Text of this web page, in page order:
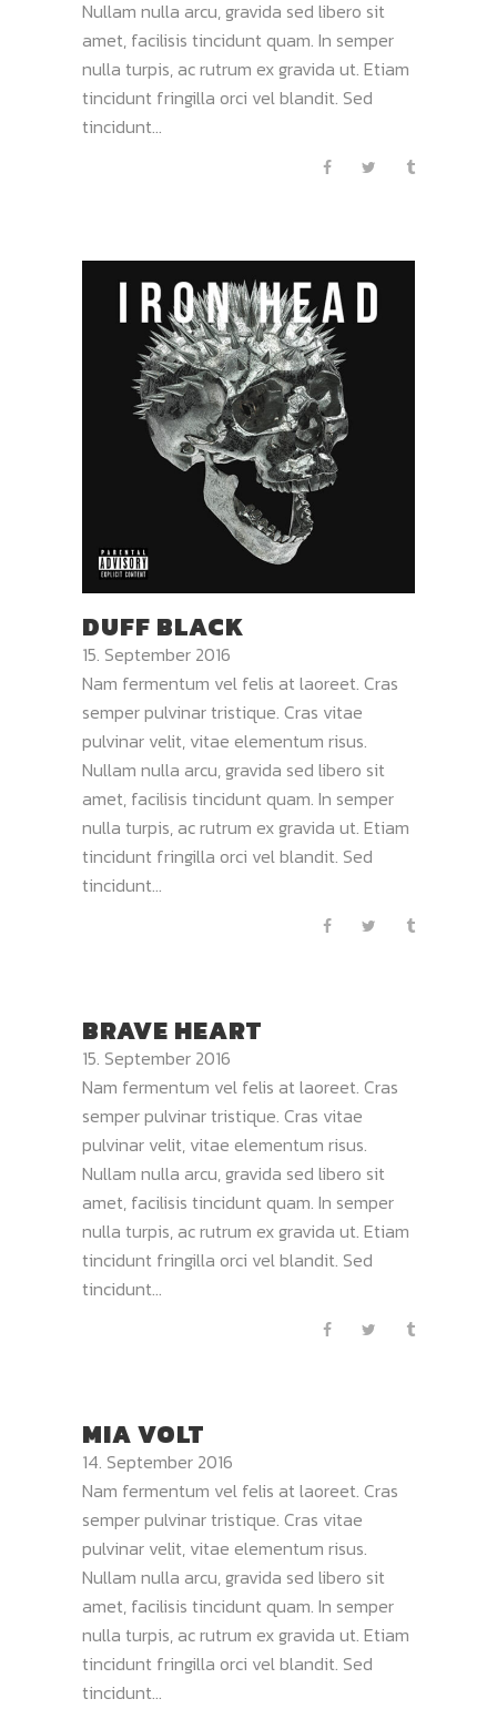
Nullam nulla arcu, gravida sed libero sit
amet, facilisis tincidunt quam. In semper
nulla turpis, ac rutrum ex gravida ut. Etiam
tincidunt fringilla orci vel blandit. Sed
tincidunt...
DUFF BLACK
15. September 2016
Nam fermentum vel felis at laoreet. Cras
semper pulvinar tristique. Cras vitae
pulvinar velit, vitae elementum risus.
Nullam nulla arcu, gravida sed libero sit
amet, facilisis tincidunt quam. In semper
nulla turpis, ac rutrum ex gravida ut. Etiam
tincidunt fringilla orci vel blandit. Sed
tincidunt...
BRAVE HEART
15. September 2016
Nam fermentum vel felis at laoreet. Cras
semper pulvinar tristique. Cras vitae
pulvinar velit, vitae elementum risus.
Nullam nulla arcu, gravida sed libero sit
amet, facilisis tincidunt quam. In semper
nulla turpis, ac rutrum ex gravida ut. Etiam
tincidunt fringilla orci vel blandit. Sed
tincidunt...
MIA VOLT
14. September 2016
Nam fermentum vel felis at laoreet. Cras
semper pulvinar tristique. Cras vitae
pulvinar velit, vitae elementum risus.
Nullam nulla arcu, gravida sed libero sit
amet, facilisis tincidunt quam. In semper
nulla turpis, ac rutrum ex gravida ut. Etiam
tincidunt fringilla orci vel blandit. Sed
tincidunt...